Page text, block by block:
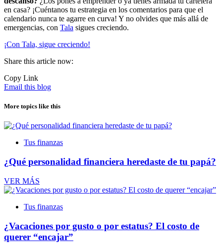
en casa? ¡Cuéntanos tu estrategia en los comentarios para que el
calendario nunca te agarre en curva! Y no olvides que más allá de
emergencias, con Tala sigues creciendo.
¡Con Tala, sigue creciendo!
Share this article now:
Copy Link
Email this blog
More topics like this
Tus finanzas
¿Qué personalidad financiera heredaste de tu papá?
VER MÁS
Tus finanzas
¿Vacaciones por gusto o por estatus? El costo de
querer “encajar”